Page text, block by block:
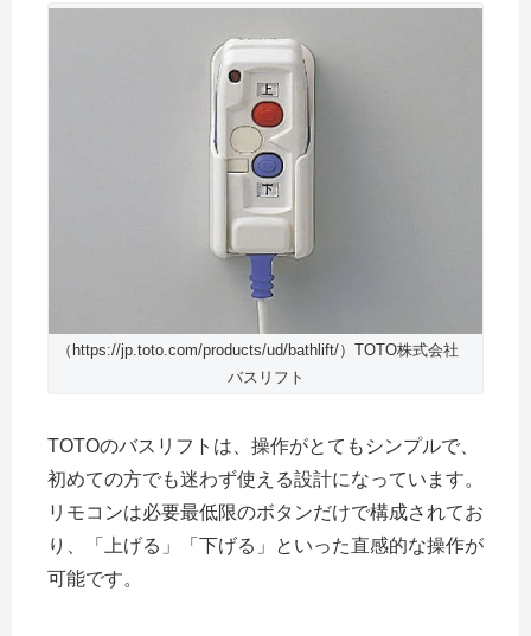
（https://jp.toto.com/products/ud/bathlift/）TOTO株式会社
バスリフト
TOTOのバスリフトは、操作がとてもシンプルで、
初めての方でも迷わず使える設計になっています。
リモコンは必要最低限のボタンだけで構成されてお
り、「上げる」「下げる」といった直感的な操作が
可能です。